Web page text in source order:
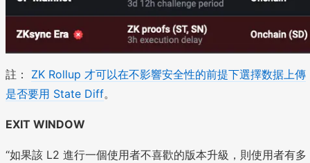
註： ZK Rollup 才可以在不影響安全性的前提下選擇数据上傳
是否要用 State Diff。
EXIT WINDOW
“如果該 L2 進行一個使用者不喜歡的版本升級，則使用者有多